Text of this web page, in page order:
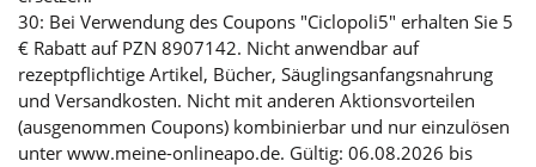
30: Bei Verwendung des Coupons "Ciclopoli5" erhalten Sie 5
€ Rabatt auf PZN 8907142. Nicht anwendbar auf
rezeptpflichtige Artikel, Bücher, Säuglingsanfangsnahrung
und Versandkosten. Nicht mit anderen Aktionsvorteilen
(ausgenommen Coupons) kombinierbar und nur einzulösen
unter www.meine-onlineapo.de. Gültig: 06.08.2026 bis